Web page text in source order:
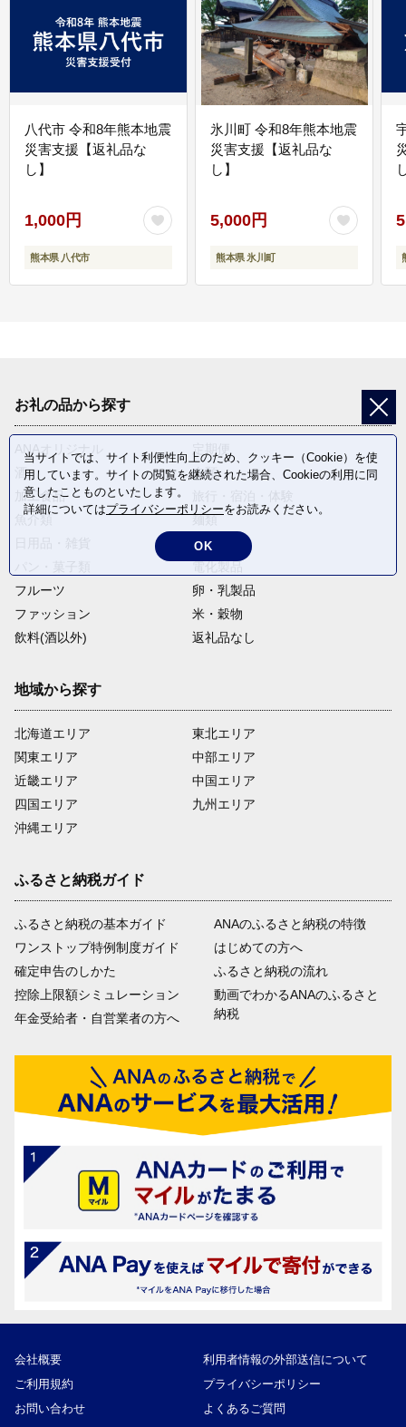
八代市 令和8年熊本地震
災害支援【返礼品な
し】
1,000円
熊本県 八代市
氷川町 令和8年熊本地震
災害支援【返礼品な
し】
5,000円
熊本県 氷川町
お礼の品から探す
ANAオリジナル
定期便
酒
肉類
加工食品
魚介類
麺類
野菜
フルーツ
卵・乳製品
ファッション
米・穀物
飲料(酒以外)
返礼品なし
地域から探す
北海道エリア
関東エリア
近畿エリア
四国エリア
沖縄エリア
東北エリア
中部エリア
中国エリア
九州エリア
ふるさと納税ガイド
ふるさと納税の基本ガイド
ワンストップ特例制度ガイド
確定申告のしかた
控除上限額シミュレーション
年金受給者・自営業者の方へ
ANAのふるさと納税の特徴
はじめての方へ
ふるさと納税の流れ
動画でわかるANAのふるさと
納税
会社概要
利用者情報の外部送信について
ご利用規約
プライバシーポリシー
お問い合わせ
よくあるご質問
当サイトでは、サイト利便性向上のため、クッキー（Cookie）を使
用しています。サイトの閲覧を継続された場合、Cookieの利用に同
意したことものといたします。
詳細についてはプライバシーポリシーをお読みください。
OK